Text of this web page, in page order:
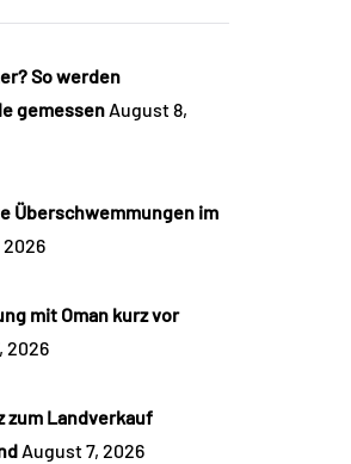
So werden
gemessen August 8,
Überschwemmungen im
2026
mit Oman kurz vor
2026
zum Landverkauf
August 7, 2026